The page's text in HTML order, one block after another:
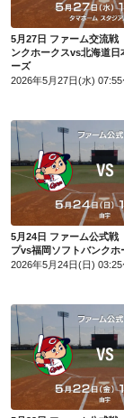
5月27日 ファーム交流
ンクホークスvs北海道日
ーズ
2026年5月27日(水)
5月24日 ファーム公式
プvs福岡ソフトバンクホ
2026年5月24日(日)